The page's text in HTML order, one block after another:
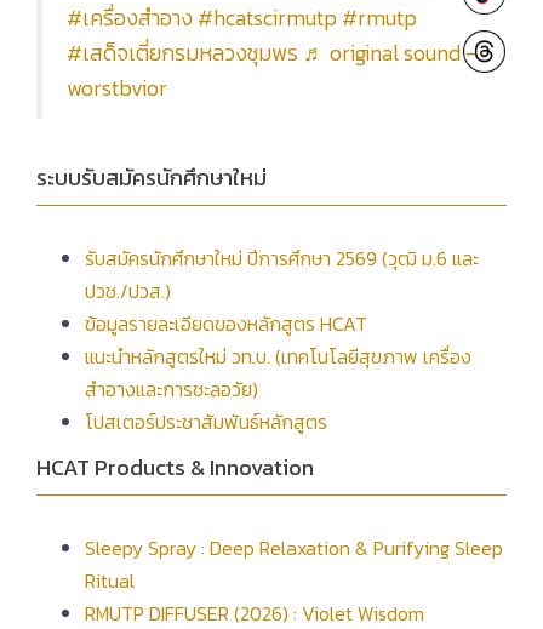
#เครื่องสําอาง#hcatscirmutp#rmutp
#เสด็จเตี่ยกรมหลวงชุมพร ♬ original sound -
worstbvior
ระบบรับสมัครนักศึกษาใหม่
รับสมัครนักศึกษาใหม่ ปีการศึกษา 2569 (วุฒิ ม.6 และ
ปวช./ปวส.)
ข้อมูลรายละเอียดของหลักสูตร HCAT
แนะนำหลักสูตรใหม่ วท.บ. (เทคโนโลยีสุขภาพ เครื่อง
สำอางและการชะลอวัย)
โปสเตอร์ประชาสัมพันธ์หลักสูตร
HCAT Products & Innovation
Sleepy Spray : Deep Relaxation & Purifying Sleep
Ritual
RMUTP DIFFUSER (2026) : Violet Wisdom